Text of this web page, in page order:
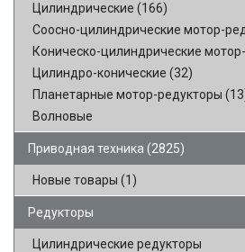
Цилиндрические (166)
Соосно-цилиндрические мотор-
Коническо-цилиндрические
Цилиндро-конические (32)
Планетарные мотор-редукторы
Волновые
Приводная техника (2825)
Новые товары (1)
Редукторы
Цилиндрические редукторы